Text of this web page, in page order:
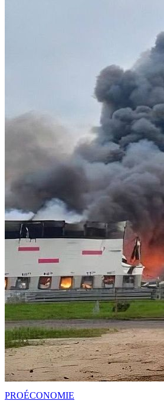
PROÉCONOMIE